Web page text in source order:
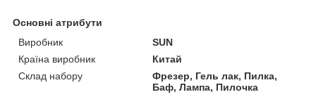
Основні атрибути
Виробник
SUN
Країна виробник
Китай
Склад набору
Фрезер, Гель лак, Пилка,
Баф, Лампа, Пилочка